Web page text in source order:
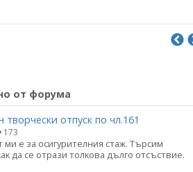
от форума
творчески отпуск по чл.161
173
е за осигурителния стаж. Търсим
да се отрази толкова дълго отсъствие.